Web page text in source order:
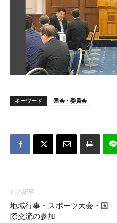
キーワード 国会・委員会
前の記事
地域行事・スポーツ大会・国
際交流の参加